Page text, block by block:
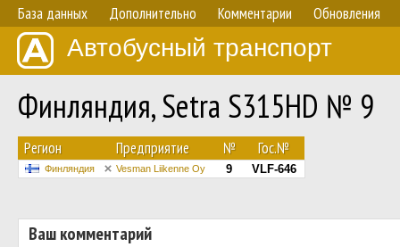
База данных Дополнительно Комментарии Обновления
Автобусный транспорт
Финляндия, Setra S315HD № 9
Регион Предприятие № Гос.№
Финляндия Vesman Liikenne Oy 9 VLF-646
Ваш комментарий